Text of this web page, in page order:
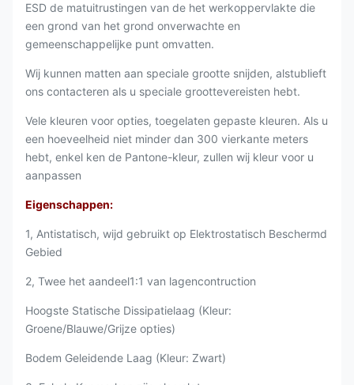
ESD de matuitrustingen van de het werkoppervlakte die
een grond van het grond onverwachte en
gemeenschappelijke punt omvatten.
Wij kunnen matten aan speciale grootte snijden, alstublieft
ons contacteren als u speciale groottevereisten hebt.
Vele kleuren voor opties, toegelaten gepaste kleuren. Als u
een hoeveelheid niet minder dan 300 vierkante meters
hebt, enkel ken de Pantone-kleur, zullen wij kleur voor u
aanpassen
Eigenschappen:
1, Antistatisch, wijd gebruikt op Elektrostatisch Beschermd
Gebied
2, Twee het aandeel1:1 van lagencontruction
Hoogste Statische Dissipatielaag (Kleur:
Groene/Blauwe/Grijze opties)
Bodem Geleidende Laag (Kleur: Zwart)